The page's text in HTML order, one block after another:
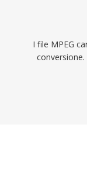
I file MPEG